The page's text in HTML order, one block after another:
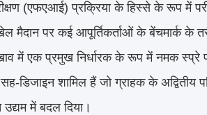
(एफएआई) प्रक्रिया के हिस्से के रूप में
मैदान पर कई आपूर्तिकर्ताओं के बेंचमार्क के
में एक प्रमुख निर्धारक के रूप में नमक स्प्रे
डिजाइन शामिल हैं जो ग्राहक के अद्वितीय
में बदल दिया।